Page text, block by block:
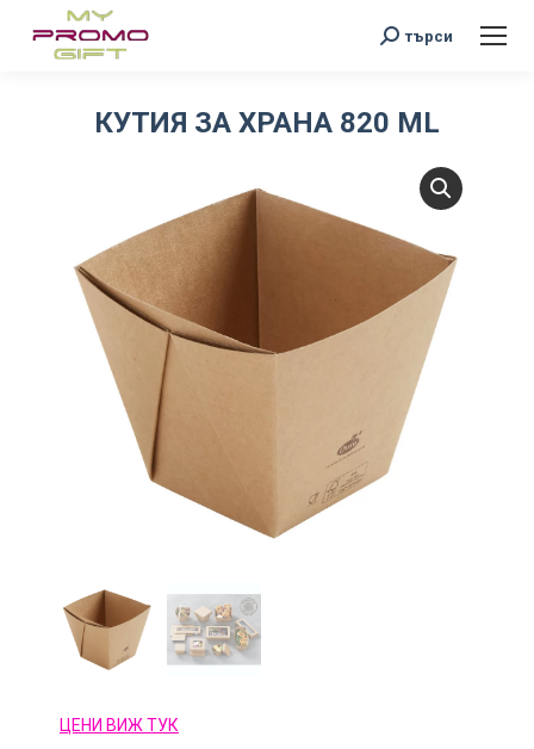
Search:
търси
КУТИЯ ЗА ХРАНА 820 ML
ЦЕНИ ВИЖ ТУК